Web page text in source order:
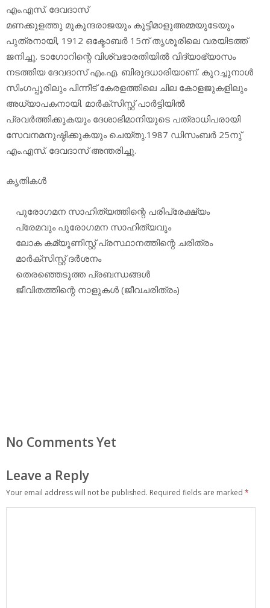
എം.എസ്. ദേവദാസ്
മണക്കുളത്തു മുകുന്ദരാജയും കുട്ടിമാളുഅമ്മയുടേയും
പുത്രനായി, 1912 ഒക്ടോബര്‍ 15ന് തൃശൂരിലെ വരയിടത്ത്
ജനിച്ചു. ടാഗോറിന്റെ വിശ്വഭാരതിയില്‍ വിദ്യാഭ്യാസം
നടത്തിയ ദേവദാസ് എം.എ. ബിരുദധാരിയാണ്. കുറച്ചുനാള്‍
സിംഗപ്പൂരിലും പിന്നീട് കേരളത്തിലെ ചില കോളജുകളിലും
അധ്യാപകനായി. മാര്‍ക്‌സിസ്റ്റ് പാര്‍ട്ടിയില്‍
പ്രവര്‍ത്തിക്കുകയും ദേശാഭിമാനിയുടെ പത്രാധിപരായി
സേവനമനുഷ്ഠിക്കുകയും ചെയ്തു.1987 ഡിസംബര്‍ 25നു്
എം.എസ്. ദേവദാസ് അന്തരിച്ചു.
കൃതികള്‍
പുരോഗമന സാഹിത്യത്തിന്റെ പരിപ്രേക്ഷ്യം
പ്രേമവും പുരോഗമന സാഹിത്യവും
ലോക കമ്യൂണിസ്റ്റ് പ്രസ്ഥാനത്തിന്റെ ചരിത്രം
മാര്‍ക്‌സിസ്റ്റ് ദര്‍ശനം
തെരഞ്ഞെടുത്ത പ്രബന്ധങ്ങള്‍
ജീവിതത്തിന്റെ നാളുകള്‍ (ജീവചരിത്രം)
No Comments Yet
Leave a Reply
Your email address will not be published. Required fields are marked *